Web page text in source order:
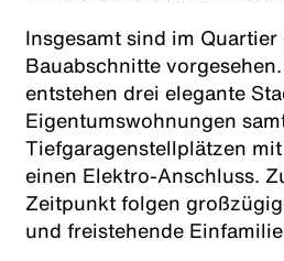
Insgesamt sind im Quartier
Bauabschnitte
entstehen drei elegante
Eigentumswohnungen
Tiefgaragenstellplätzen
einen Elektro-Anschluss.
Zeitpunkt folgen
und freistehende